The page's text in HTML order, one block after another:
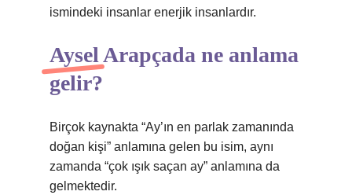
ismindeki insanlar enerjik insanlardır.
Aysel Arapçada ne anlama
gelir?
Birçok kaynakta “Ay’ın en parlak zamanında
doğan kişi” anlamına gelen bu isim, aynı
zamanda “çok ışık saçan ay” anlamına da
gelmektedir.